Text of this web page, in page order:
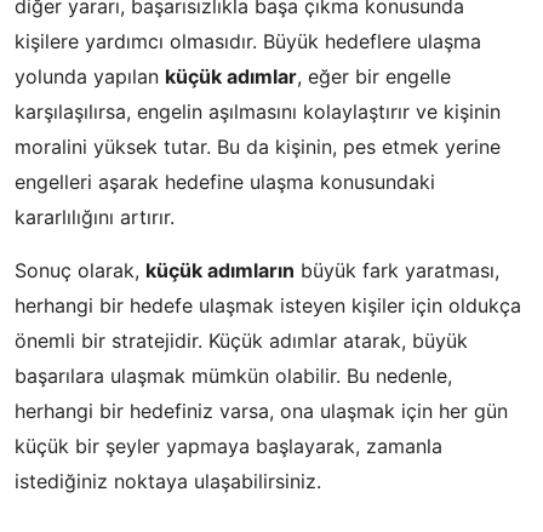
diğer yararı, başarısızlıkla başa çıkma konusunda
kişilere yardımcı olmasıdır. Büyük hedeflere ulaşma
yolunda yapılan küçük adımlar, eğer bir engelle
karşılaşılırsa, engelin aşılmasını kolaylaştırır ve kişinin
moralini yüksek tutar. Bu da kişinin, pes etmek yerine
engelleri aşarak hedefine ulaşma konusundaki
kararlılığını artırır.
Sonuç olarak, küçük adımların büyük fark yaratması,
herhangi bir hedefe ulaşmak isteyen kişiler için oldukça
önemli bir stratejidir. Küçük adımlar atarak, büyük
başarılara ulaşmak mümkün olabilir. Bu nedenle,
herhangi bir hedefiniz varsa, ona ulaşmak için her gün
küçük bir şeyler yapmaya başlayarak, zamanla
istediğiniz noktaya ulaşabilirsiniz.